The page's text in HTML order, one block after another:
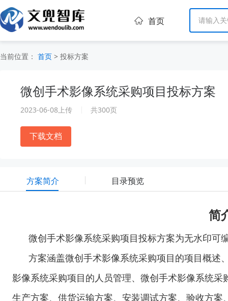
首页
当前位置： 首页 > 投标方案
微创手术影像系统采购项目投标方案
2023-06-08上传 共300页
下载文档
方案简介 目录预览
简
微创手术影像系统采购项目投标方案为无水印可
方案涵盖微创手术影像系统采购项目的项目概述
影像系统采购项目的人员管理、微创手术影像系统
生产方案、供货运输方案、安装调试方案、验收方